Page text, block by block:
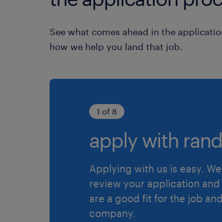
See what comes ahead in the
how we help you land that job.
1 of 8
apply with
Applying with us is easy.
review your application and
are a good fit for the job
company.